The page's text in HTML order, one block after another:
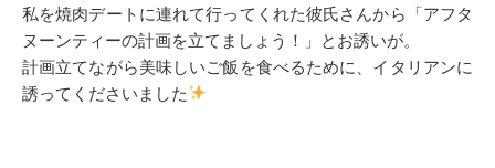
私を焼肉デートに連れて行ってくれた彼氏さんから「アフタ
ヌーンティーの計画を立てましょう！」とお誘いが。
計画立てながら美味しいご飯を食べるために、イタリアンに
誘ってくださいました